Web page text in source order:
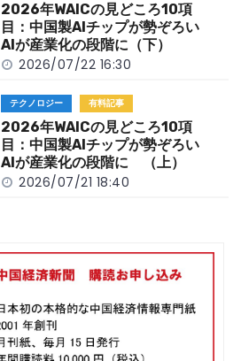
2026年WAICの見どころ10項
目：中国製AIチップが勢ぞろい
AIが産業化の段階に（下）
2026/07/22 16:30
テクノロジー 有料記事
2026年WAICの見どころ10項
目：中国製AIチップが勢ぞろい
AIが産業化の段階に （上）
2026/07/21 18:40